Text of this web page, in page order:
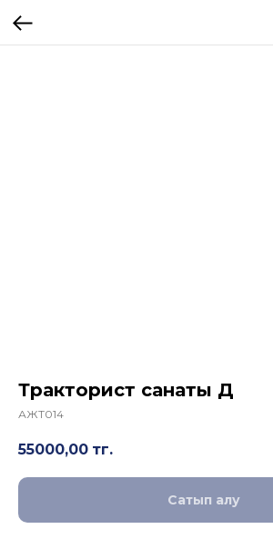
Тракторист санаты Д
АЖТ014
55000,00 тг.
Сатып алу